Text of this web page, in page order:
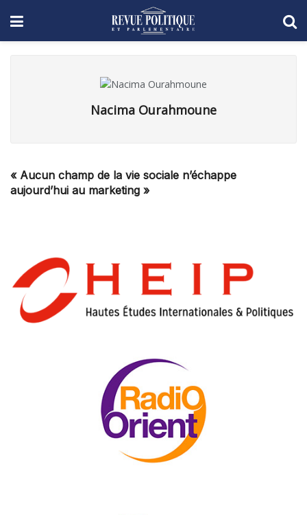
Nacima Ourahmoune
« Aucun champ de la vie sociale n’échappe
aujourd’hui au marketing »